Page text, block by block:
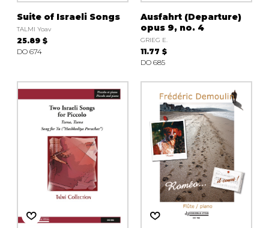
Suite of Israeli Songs
TALMI Yoav
25.89 $
DO 674
Ausfahrt (Departure)
opus 9, no. 4
GRIEG E.
11.77 $
DO 685